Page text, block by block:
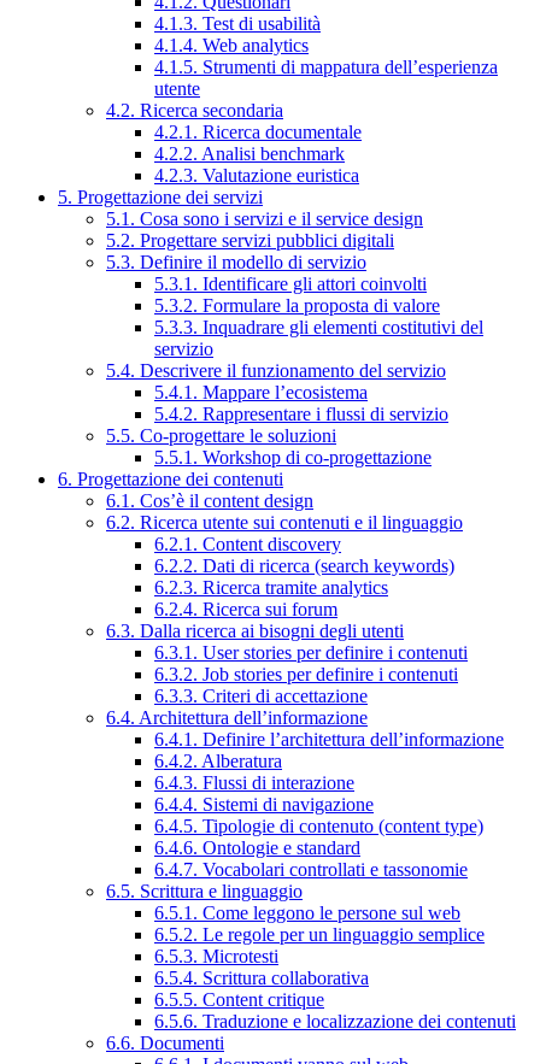
4.1.3. Test di usabilità
4.1.4. Web analytics
4.1.5. Strumenti di mappatura dell’esperienza
utente
4.2. Ricerca secondaria
4.2.1. Ricerca documentale
4.2.2. Analisi benchmark
4.2.3. Valutazione euristica
5. Progettazione dei servizi
5.1. Cosa sono i servizi e il service design
5.2. Progettare servizi pubblici digitali
5.3. Definire il modello di servizio
5.3.1. Identificare gli attori coinvolti
5.3.2. Formulare la proposta di valore
5.3.3. Inquadrare gli elementi costitutivi del
servizio
5.4. Descrivere il funzionamento del servizio
5.4.1. Mappare l’ecosistema
5.4.2. Rappresentare i flussi di servizio
5.5. Co-progettare le soluzioni
5.5.1. Workshop di co-progettazione
6. Progettazione dei contenuti
6.1. Cos’è il content design
6.2. Ricerca utente sui contenuti e il linguaggio
6.2.1. Content discovery
6.2.2. Dati di ricerca (search keywords)
6.2.3. Ricerca tramite analytics
6.2.4. Ricerca sui forum
6.3. Dalla ricerca ai bisogni degli utenti
6.3.1. User stories per definire i contenuti
6.3.2. Job stories per definire i contenuti
6.3.3. Criteri di accettazione
6.4. Architettura dell’informazione
6.4.1. Definire l’architettura dell’informazione
6.4.2. Alberatura
6.4.3. Flussi di interazione
6.4.4. Sistemi di navigazione
6.4.5. Tipologie di contenuto (content type)
6.4.6. Ontologie e standard
6.4.7. Vocabolari controllati e tassonomie
6.5. Scrittura e linguaggio
6.5.1. Come leggono le persone sul web
6.5.2. Le regole per un linguaggio semplice
6.5.3. Microtesti
6.5.4. Scrittura collaborativa
6.5.5. Content critique
6.5.6. Traduzione e localizzazione dei contenuti
6.6. Documenti